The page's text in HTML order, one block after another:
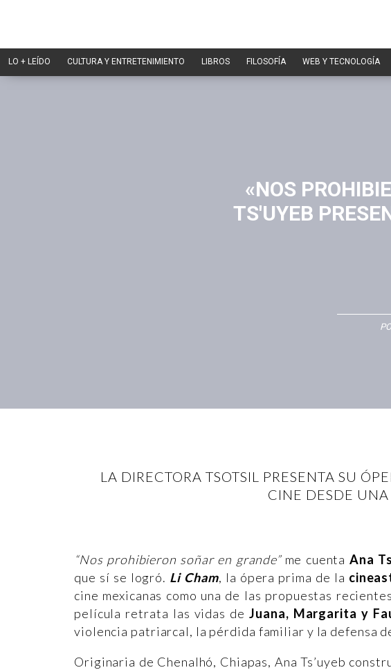
LO + LEÍDO CULTURA Y ENTRETENIMIENTO LIBROS FILOSOFÍA WEB Y TECNOLOGÍA
«NOS
TS'UYEB
LA DIRECTORA TSOTSIL PRESENTA SU
CINE DESDE
“Nos prohibieron soñar en grande” me cuenta Ana
que sí se logró. Li Cham, la ópera prima de la
cine mexicanas como una de las propuestas
película retrata las vidas deJuana, Margarita y
violencia patriarcal, la pérdida familiar y la defensa
Originaria de Chenalhó, Chiapas, Ana Ts’uyeb